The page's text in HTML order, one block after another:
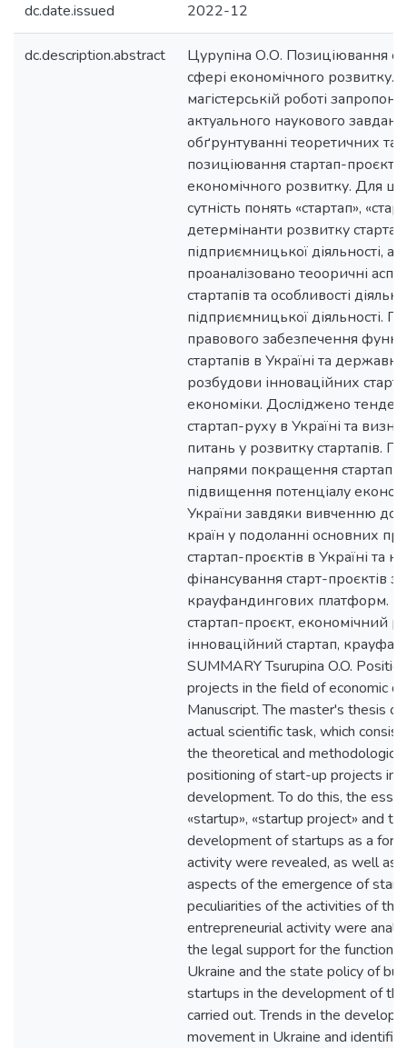
dc.date.issued 2022-12
dc.description.abstract
Цурупіна О.О. Позиціювання
сфері економічного розвитку.
магістерській роботі
актуального наукового
обґрунтуванні теоретичних
позиціювання стартап-
економічного розвитку. Для
сутність понять «стартап»,
детермінанти розвитку
підприємницької діяльності, а
проаналізовано теооричні
стартапів та особливості
підприємницької діяльності.
правового забезпечення
стартапів в Україні та
розбудови інноваційних
економіки. Досліджено
стартап-руху в Україні та
питань у розвитку стартапів.
напрями покращення стартап
підвищення потенціалу
України завдяки вивченню
країн у подоланні основних
стартап-проєктів в Україні та
фінансування старт-проєктів
крауфандингових платформ.
стартап-проєкт, економічний
інноваційний стартап,
SUMMARY Tsurupina O.O.
projects in the field of economic
Manuscript. The master's thesis
actual scientific task, which
the theoretical and
positioning of start-up projects in
development. To do this, the
«startup», «startup project» and
development of startups as a
activity were revealed, as well as
aspects of the emergence of
peculiarities of the activities of
entrepreneurial activity were
the legal support for the
Ukraine and the state policy of
startups in the development of
carried out. Trends in the
movement in Ukraine and